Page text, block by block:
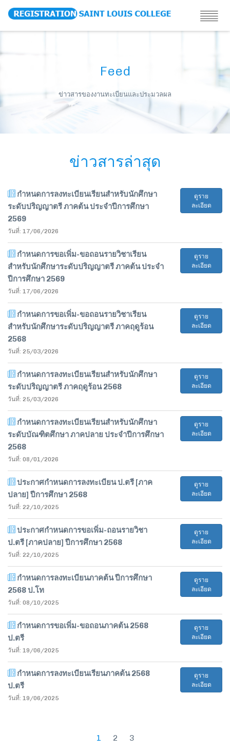
Feed
ข่าวสารของงานทะเบียนและประมวลผล
ข่าวสารล่าสุด
กำหนดการลงทะเบียนเรียนสำหรับนักศึกษา
ระดับปริญญาตรี ภาคต้น ประจำปีการศึกษา
2569
วันที่: 17/06/2026
ดูราย
ละเอียด
กำหนดการขอเพิ่ม-ขอถอนรายวิชาเรียน
สำหรับนักศึกษาระดับปริญญาตรี ภาคต้น ประจำ
ปีการศึกษา 2569
วันที่: 17/06/2026
ดูราย
ละเอียด
กำหนดการขอเพิ่ม-ขอถอนรายวิชาเรียน
สำหรับนักศึกษาระดับปริญญาตรี ภาคฤดูร้อน
2568
วันที่: 25/03/2026
ดูราย
ละเอียด
กำหนดการลงทะเบียนเรียนสำหรับนักศึกษา
ระดับปริญญาตรี ภาคฤดูร้อน 2568
วันที่: 25/03/2026
ดูราย
ละเอียด
กำหนดการลงทะเบียนเรียนสำหรับนักศึกษา
ระดับบัณฑิตศึกษา ภาคปลาย ประจำปีการศึกษา
2568
วันที่: 08/01/2026
ดูราย
ละเอียด
ประกาศกำหนดการลงทะเบียน ป.ตรี [ภาค
ปลาย] ปีการศึกษา 2568
วันที่: 22/10/2025
ดูราย
ละเอียด
ประกาศกำหนดการขอเพิ่ม-ถอนรายวิชา
ป.ตรี [ภาคปลาย] ปีการศึกษา 2568
วันที่: 22/10/2025
ดูราย
ละเอียด
กำหนดการลงทะเบียนภาคต้น ปีการศึกษา
2568 ป.โท
วันที่: 08/10/2025
ดูราย
ละเอียด
กำหนดการขอเพิ่ม-ขอถอนภาคต้น 2568
ป.ตรี
วันที่: 19/06/2025
ดูราย
ละเอียด
กำหนดการลงทะเบียนเรียนภาคต้น 2568
ป.ตรี
วันที่: 19/06/2025
ดูราย
ละเอียด
1 2 3